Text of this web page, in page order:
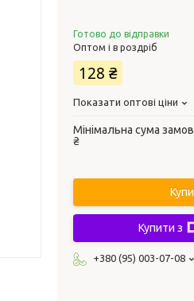
Готово до відправки
Оптом і в роздріб
128 ₴
Показати оптові ціни
Мінімальна сума
₴
Купити з
+380 (95) 003-07-08